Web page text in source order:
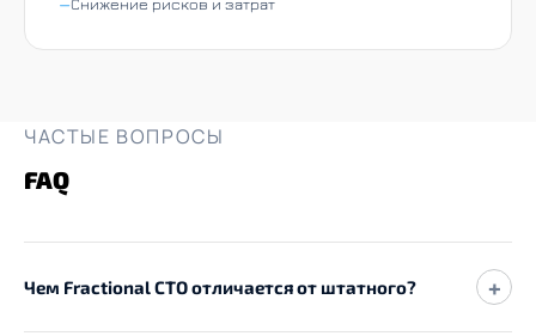
ЧАСТЫЕ ВОПРОСЫ
FAQ
Чем Fractional CTO отличается от штатного? +